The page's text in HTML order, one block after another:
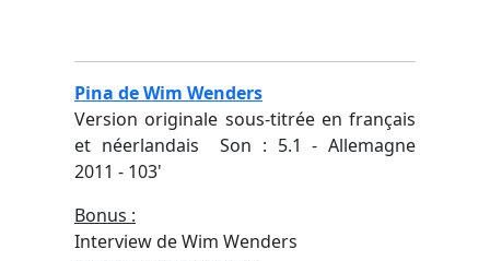
Pina de Wim Wenders
Version originale sous-titrée en français
et néerlandais Son : 5.1 - Allemagne
2011 - 103'
Bonus :
Interview de Wim Wenders